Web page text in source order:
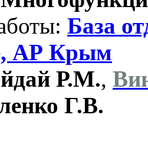
База
АР Крым
Р.М.,
Г.В.